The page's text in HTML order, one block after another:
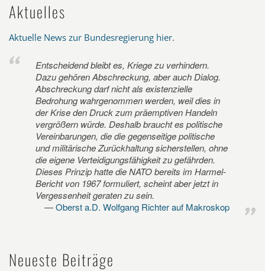
Aktuelles
Aktuelle News zur Bundesregierung hier.
Entscheidend bleibt es, Kriege zu verhindern.
Dazu gehören Abschreckung, aber auch Dialog.
Abschreckung darf nicht als existenzielle
Bedrohung wahrgenommen werden, weil dies in
der Krise den Druck zum präemptiven Handeln
vergrößern würde. Deshalb braucht es politische
Vereinbarungen, die die gegenseitige politische
und militärische Zurückhaltung sicherstellen, ohne
die eigene Verteidigungsfähigkeit zu gefährden.
Dieses Prinzip hatte die NATO bereits im Harmel-
Bericht von 1967 formuliert, scheint aber jetzt in
Vergessenheit geraten zu sein.
Oberst a.D. Wolfgang Richter auf Makroskop
Neueste Beiträge